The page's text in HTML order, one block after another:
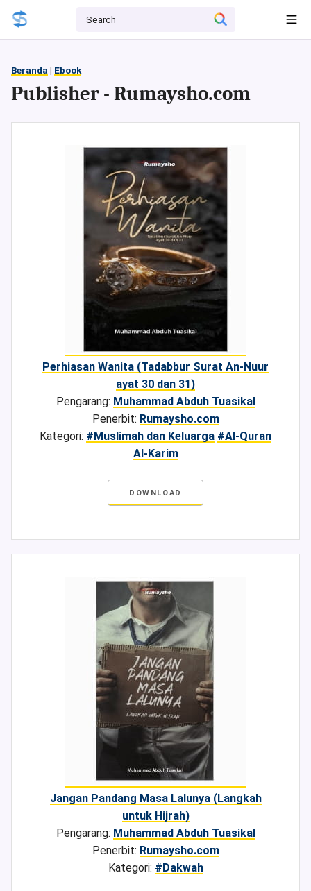
Beranda | Ebook
Publisher - Rumaysho.com
Perhiasan Wanita (Tadabbur Surat An-Nuur
ayat 30 dan 31)
Pengarang: Muhammad Abduh Tuasikal
Penerbit: Rumaysho.com
Kategori: #Muslimah dan Keluarga #Al-Quran
Al-Karim
DOWNLOAD
Jangan Pandang Masa Lalunya (Langkah
untuk Hijrah)
Pengarang: Muhammad Abduh Tuasikal
Penerbit: Rumaysho.com
Kategori: #Dakwah